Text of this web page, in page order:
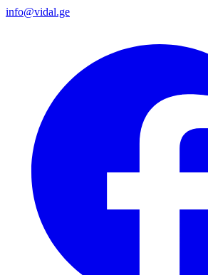
info@vidal.ge